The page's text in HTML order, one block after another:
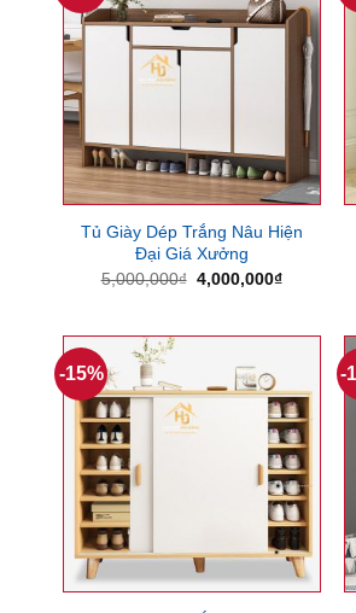
Tủ Giày Dép Trắng Nâu Hiện
Đại Giá Xưởng
5,000,000₫ Giá
4,000,000₫Giá
-15% -